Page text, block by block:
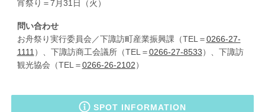
宵祭り＝7月31日（火）
問い合わせ
お舟祭り実行委員会／下諏訪町産業振興課（TEL＝0266-27-
1111 ）、下諏訪商工会議所（TEL＝0266-27-8533）、下諏訪
観光協会（TEL＝0266-26-2102）
SPOT INFORMATION